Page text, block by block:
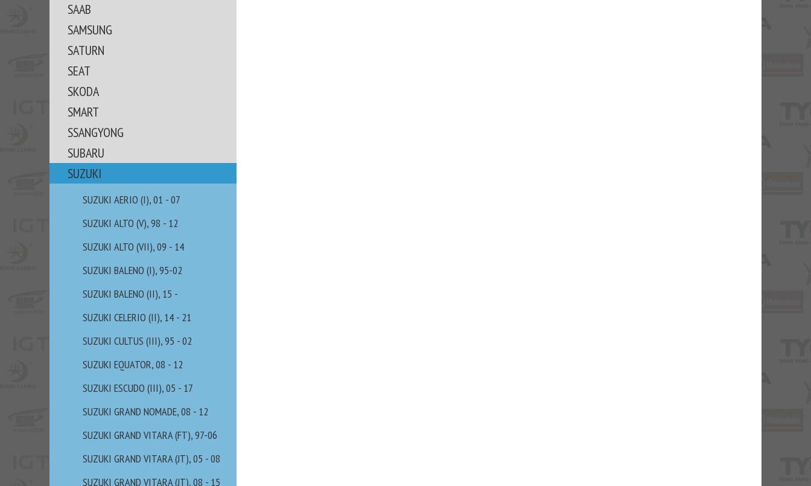
SAAB
SAMSUNG
SATURN
SEAT
SKODA
SMART
SSANGYONG
SUBARU
SUZUKI
SUZUKI AERIO (I), 01 - 07
SUZUKI ALTO (V), 98 - 12
SUZUKI ALTO (VII), 09 - 14
SUZUKI BALENO (I), 95-02
SUZUKI BALENO (II), 15 -
SUZUKI CELERIO (II), 14 - 21
SUZUKI CULTUS (III), 95 - 02
SUZUKI EQUATOR, 08 - 12
SUZUKI ESCUDO (III), 05 - 17
SUZUKI GRAND NOMADE, 08 - 12
SUZUKI GRAND VITARA (FT), 97-06
SUZUKI GRAND VITARA (JT), 05 - 08
SUZUKI GRAND VITARA (JT), 08 - 15